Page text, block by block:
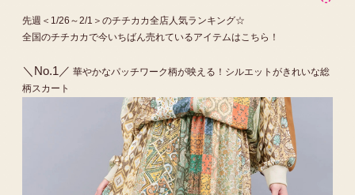
先週＜1/26～2/1＞のチチカカ全店人気ランキング☆
全国のチチカカで今いちばん売れているアイテムはこちら！
＼No.1／ 華やかなパッチワーク柄が映える！シルエットがきれいな総
柄スカート